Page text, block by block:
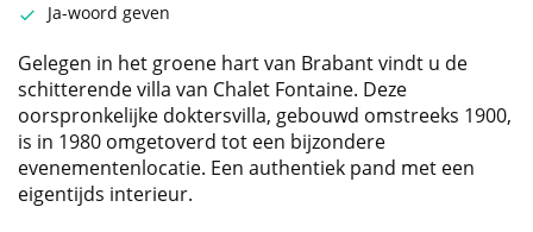
Ja-woord geven
Gelegen in het groene hart van Brabant vindt u de
schitterende villa van Chalet Fontaine. Deze
oorspronkelijke doktersvilla, gebouwd omstreeks 1900,
is in 1980 omgetoverd tot een bijzondere
evenementenlocatie. Een authentiek pand met een
eigentijds interieur.